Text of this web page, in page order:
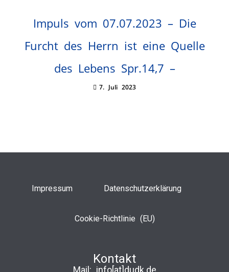
Impuls vom 07.07.2023 – Die
Furcht des Herrn ist eine Quelle
des Lebens Spr.14,7 –
7. Juli 2023
Impressum Datenschutzerklärung
Cookie-Richtlinie (EU)
Kontakt
Mail: info[at]dudk.de